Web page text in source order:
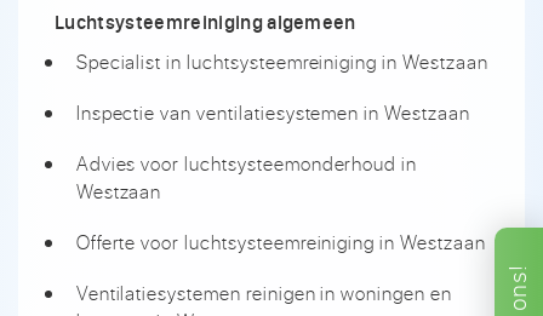
ons!
Luchtsysteemreiniging algemeen
Specialist in luchtsysteemreiniging in Westzaan
Inspectie van ventilatiesystemen in Westzaan
Advies voor luchtsysteemonderhoud in
Westzaan
Offerte voor luchtsysteemreiniging in Westzaan
Ventilatiesystemen reinigen in woningen en